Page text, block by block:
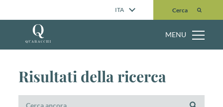
ITA Cerca
Cerca
MENU
Risultati della ricerca